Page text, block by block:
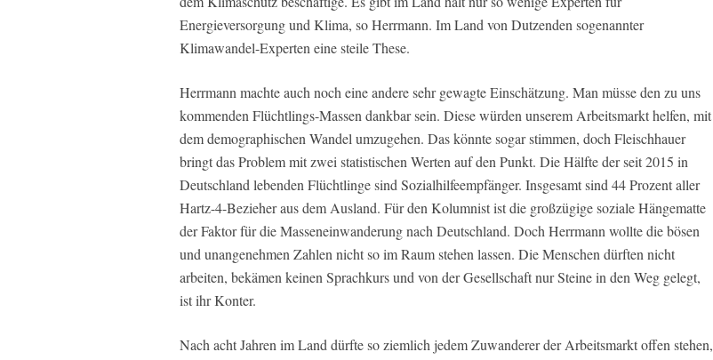
Energieversorgung und Klima, so Herrmann. Im Land von Dutzenden sogenannter
Klimawandel-Experten eine steile These.
Herrmann machte auch noch eine andere sehr gewagte Einschätzung. Man müsse den zu uns
kommenden Flüchtlings-Massen dankbar sein. Diese würden unserem Arbeitsmarkt helfen, mit
dem demographischen Wandel umzugehen. Das könnte sogar stimmen, doch Fleischhauer
bringt das Problem mit zwei statistischen Werten auf den Punkt. Die Hälfte der seit 2015 in
Deutschland lebenden Flüchtlinge sind Sozialhilfeempfänger. Insgesamt sind 44 Prozent aller
Hartz-4-Bezieher aus dem Ausland. Für den Kolumnist ist die großzügige soziale Hängematte
der Faktor für die Masseneinwanderung nach Deutschland. Doch Herrmann wollte die bösen
und unangenehmen Zahlen nicht so im Raum stehen lassen. Die Menschen dürften nicht
arbeiten, bekämen keinen Sprachkurs und von der Gesellschaft nur Steine in den Weg gelegt,
ist ihr Konter.
Nach acht Jahren im Land dürfte so ziemlich jedem Zuwanderer der Arbeitsmarkt offen stehen,